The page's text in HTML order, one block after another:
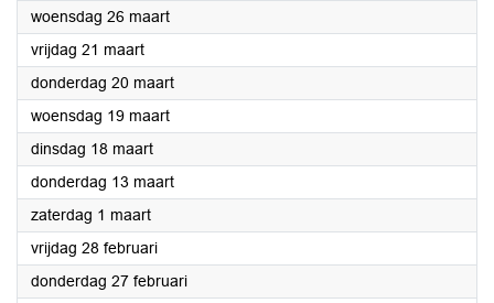
woensdag 26 maart2025
vrijdag 21 maart2025
donderdag 20 maart2025
woensdag 19 maart2025
dinsdag 18 maart2025
donderdag 13 maart2025
zaterdag 1 maart2025
vrijdag 28 februari2025
donderdag 27 februari2025